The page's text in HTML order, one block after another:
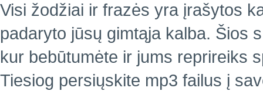
Visi žodžiai ir frazės yra įrašytos
padaryto jūsų gimtąja kalba. Šios
kur bebūtumėte ir jums reprireiks
Tiesiog persiųskite mp3 failus į